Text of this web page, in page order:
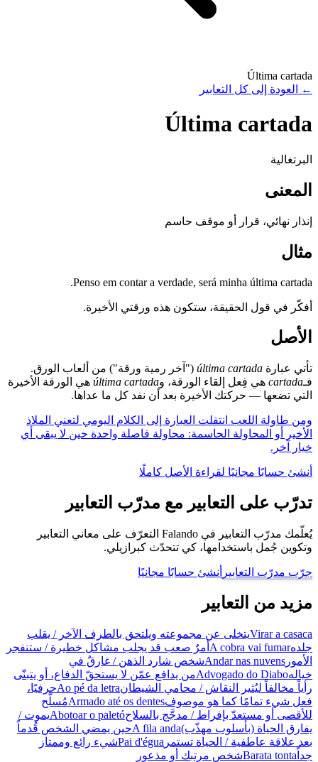
Última cartada
←
العودة إلى كل التعابير
Última cartada
البرتغالية
المعنى
إنذار نهائي، قرار أو موقف حاسم
مثال
Penso em contar a verdade, será minha última cartada.
أفكّر في قول الحقيقة، ستكون هذه ورقتي الأخيرة.
الأصل
تأتي عبارة última cartada ("آخر رمية ورقة") من ألعاب الورق.
فـcartada هي فِعل إلقاء الورقة، وúltima cartada هي الورقة الأخيرة
التي تضعها — حركتك الأخيرة بعد أن نفد كل ما عداها.
ومن طاولة اللعب انتقلت العبارة إلى الكلام اليومي لتعني الملاذ
الأخير أو المحاولة الحاسمة: محاولة فاصلة واحدة حين لا يبقى أي
خيار آخر.
أنشئ حسابًا مجانيًا لقراءة الأصل كاملًا
تدرّب على التعابير مع مدرّب التعابير
يُعلّمك مدرّب التعابير في Falando التعرّف على معاني التعابير
وتكوين جُمل باستخدامها، كي تتحدّث كبرازيلي.
جرّب مدرّب التعابير أنشئ حسابًا مجانيًا
مزيد من التعابير
Virar a casacaيتخلى عن مجموعته ويلتحق بالطرف الآخر / يقلب
جلدهA cobra vai fumar أمرٌ صعب قد يجلب مشاكل خطيرة / ستنفجر
الأمور Andar nas nuvensشخص شارد الذهن / غارقٌ في
خيالهAdvogado do Diaboمن يدافع عمّن لا يستحقّ الدفاع، أو يتبنّى
رأياً مخالفاً ليُثير النقاش / محامي الشيطانAo pé da letraحرفيًا،
فعل شيء تمامًا كما هو موصوفArmado até os dentesمُسلَّح
للأقصى أو مستعدّ بإفراط / مدجَّج بالسلاحAbotoar o paletóيموت /
يفارق الحياة (بأسلوب مهذّب)A fila andaحين يمضي الشخص قُدماً
بعد علاقة عاطفية / الحياة تستمر Pai d'éguaشيء رائع وممتاز
جداً Barata tontaشخص مرتبك أو مذعور